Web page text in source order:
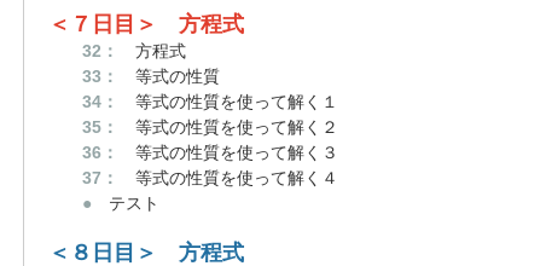
＜７日目＞ 方程式
32：
方程式
33：
等式の性質
34：
等式の性質を使って解く１
35：
等式の性質を使って解く２
36：
等式の性質を使って解く３
37：
等式の性質を使って解く４
● テスト
＜８日目＞ 方程式